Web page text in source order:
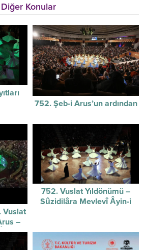
Konular
752. Şeb-i Arus’un ardından
Vuslat
–
i
752. Vuslat Yıldönümü –
Sûzidilâra Mevlevî Âyin-i